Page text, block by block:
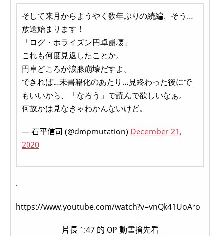
そして来月からようやく数年ぶりの続編、そう…
放送始まります！
「ログ・ホライズン円卓崩壊」
これも何度見返したことか。
円卓どころか涙腺崩壊だすよ。
できれば…未書籍化のあたり…見終わった後にで
もいいから、「なろう」で読んで欲しいなぁ。
何故かは見なきゃわかんないけど。
— 石平信司 (@dmpmutation) December 21,
2020
.
https://www.youtube.com/watch?v=vnQk41UoAro
片長 1:47 的 OP 動畫搶先看